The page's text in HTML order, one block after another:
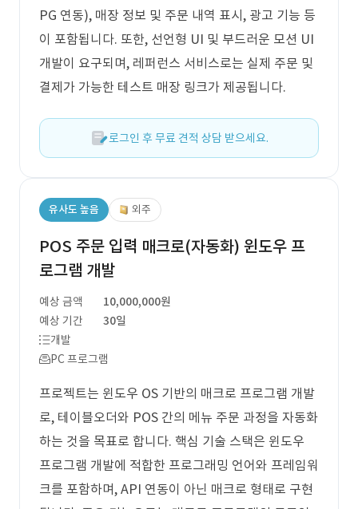
PG 연동), 매장 정보 및 주문 내역 표시, 광고 기능 등
이 포함됩니다. 또한, 선언형 UI 및 부드러운 모션 UI
개발이 요구되며, 레퍼런스 서비스로는 실제 주문 및
결제가 가능한 테스트 매장 링크가 제공됩니다.
로그인 후 무료 견적 상담 받으세요.
유사도 높음 외주
POS 주문 입력 매크로(자동화) 윈도우 프
로그램 개발
예상 금액
10,000,000원
예상 기간
30일
개발
PC 프로그램
프로젝트는 윈도우 OS 기반의 매크로 프로그램 개발
로, 테이블오더와 POS 간의 메뉴 주문 과정을 자동화
하는 것을 목표로 합니다. 핵심 기술 스택은 윈도우
프로그램 개발에 적합한 프로그래밍 언어와 프레임워
크를 포함하며, API 연동이 아닌 매크로 형태로 구현